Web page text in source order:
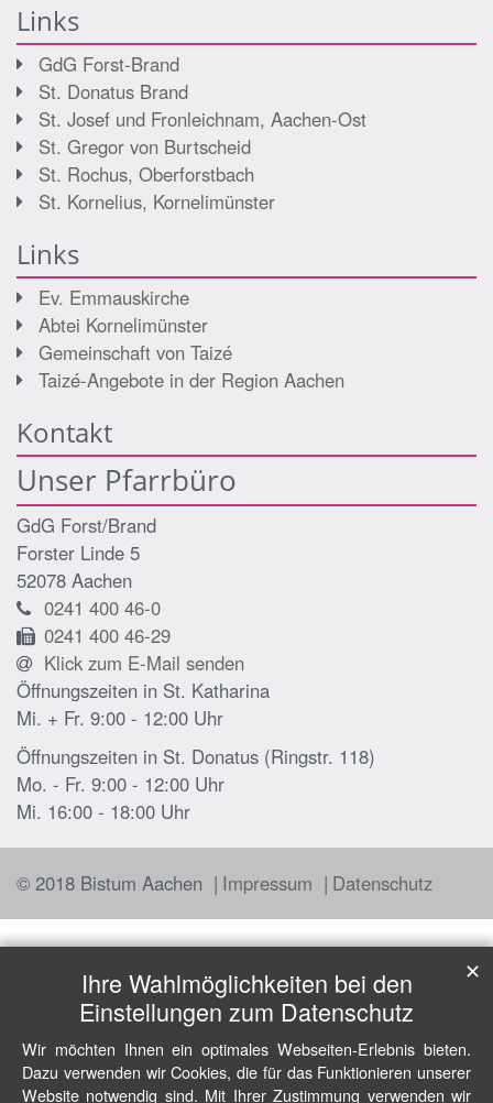
Links
GdG Forst-Brand
St. Donatus Brand
St. Josef und Fronleichnam, Aachen-Ost
St. Gregor von Burtscheid
St. Rochus, Oberforstbach
St. Kornelius, Kornelimünster
Links
Ev. Emmauskirche
Abtei Kornelimünster
Gemeinschaft von Taizé
Taizé-Angebote in der Region Aachen
Kontakt
Unser Pfarrbüro
GdG Forst/Brand
Forster Linde 5
52078 Aachen
0241 400 46-0
0241 400 46-29
Klick zum E-Mail senden
Öffnungszeiten in St. Katharina
Mi. + Fr. 9:00 - 12:00 Uhr
Öffnungszeiten in St. Donatus (Ringstr. 118)
Mo. - Fr. 9:00 - 12:00 Uhr
Mi. 16:00 - 18:00 Uhr
© 2018 Bistum Aachen Impressum Datenschutz
Ihre Wahlmöglichkeiten bei den
Einstellungen zum Datenschutz
Wir möchten Ihnen ein optimales Webseiten-Erlebnis bieten.
Dazu verwenden wir Cookies, die für das Funktionieren unserer
Website notwendig sind. Mit Ihrer Zustimmung verwenden wir
✕